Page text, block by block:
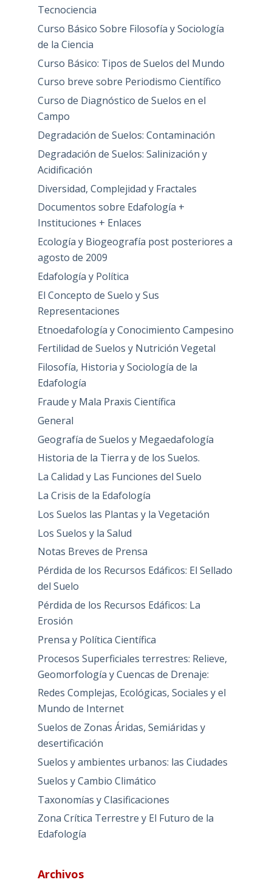
Tecnociencia
Curso Básico Sobre Filosofía y Sociología
de la Ciencia
Curso Básico: Tipos de Suelos del Mundo
Curso breve sobre Periodismo Científico
Curso de Diagnóstico de Suelos en el
Campo
Degradación de Suelos: Contaminación
Degradación de Suelos: Salinización y
Acidificación
Diversidad, Complejidad y Fractales
Documentos sobre Edafología +
Instituciones + Enlaces
Ecología y Biogeografía post posteriores a
agosto de 2009
Edafología y Política
El Concepto de Suelo y Sus
Representaciones
Etnoedafología y Conocimiento Campesino
Fertilidad de Suelos y Nutrición Vegetal
Filosofía, Historia y Sociología de la
Edafología
Fraude y Mala Praxis Científica
General
Geografía de Suelos y Megaedafología
Historia de la Tierra y de los Suelos.
La Calidad y Las Funciones del Suelo
La Crisis de la Edafología
Los Suelos las Plantas y la Vegetación
Los Suelos y la Salud
Notas Breves de Prensa
Pérdida de los Recursos Edáficos: El Sellado
del Suelo
Pérdida de los Recursos Edáficos: La
Erosión
Prensa y Política Científica
Procesos Superficiales terrestres: Relieve,
Geomorfología y Cuencas de Drenaje:
Redes Complejas, Ecológicas, Sociales y el
Mundo de Internet
Suelos de Zonas Áridas, Semiáridas y
desertificación
Suelos y ambientes urbanos: las Ciudades
Suelos y Cambio Climático
Taxonomías y Clasificaciones
Zona Crítica Terrestre y El Futuro de la
Edafología
Archivos